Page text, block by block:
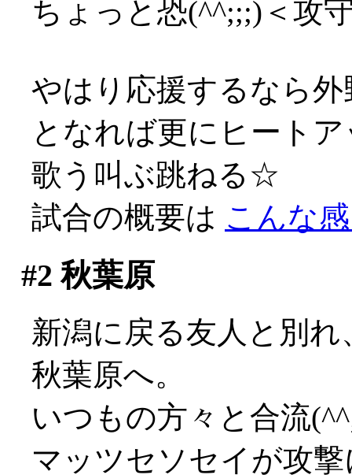
ちょっと恐(^^;;;)＜攻
やはり応援するなら
となれば更にヒート
歌う叫ぶ跳ねる☆
試合の概要は こんな
#2 秋葉原
新潟に戻る友人と別
秋葉原へ。
いつもの方々と合流
マッツセソセイが攻